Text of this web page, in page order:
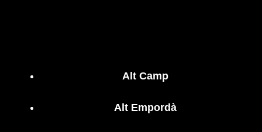
Alt Camp
Alt Empordà